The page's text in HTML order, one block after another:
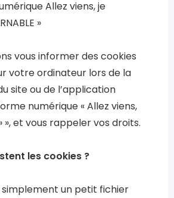
Allez viens, je
»
vous informer des cookies
votre ordinateur lors de la
site ou de l’application
numérique « Allez viens,
», et vous rappeler vos droits.
les cookies ?
simplement un petit fichier